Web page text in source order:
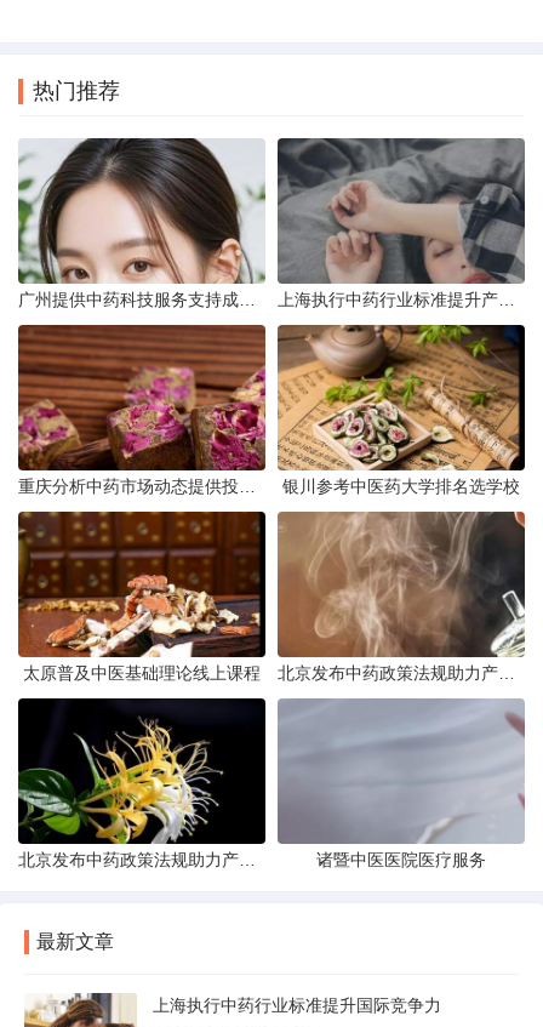
热门推荐
银川参考中医药大学排名选学校
太原普及中医基础理论线上课程
诸暨中医医院医疗服务
最新文章
上海执行中药行业标准提升国际竞争力